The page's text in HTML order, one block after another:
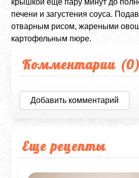
крышкой еще пару минут до
печени и загустения соуса.
отварным рисом, жареными
картофельным пюре.
Комментарии (0)
Добавить комментарий
Еще рецепты